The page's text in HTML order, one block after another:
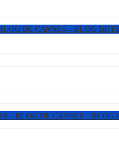
DE CANNES – BLOG DU
– BLOG DE CANNES – BLOG